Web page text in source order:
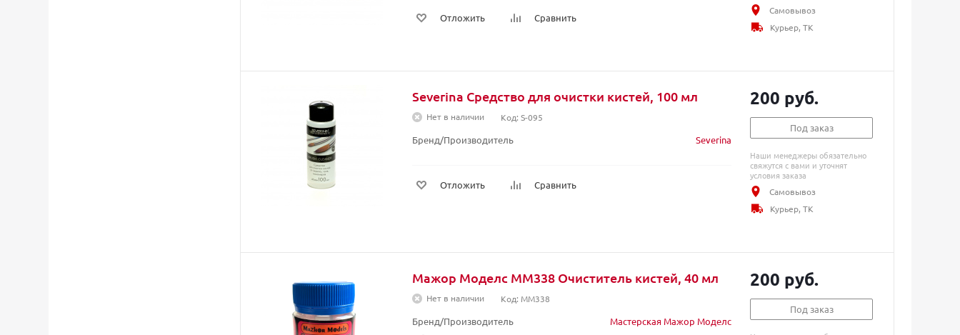
Отложить Сравнить
Самовывоз
Курьер, ТК
Severina Средство для очистки кистей, 100 мл
Нет в наличии Код: S-095
Бренд/Производитель Severina
Отложить Сравнить
200 руб.
Под заказ
Наши менеджеры обязательно
свяжутся с вами и уточнят
условия заказа
Самовывоз
Курьер, ТК
Мажор Моделс MM338 Очиститель кистей, 40 мл
Нет в наличии Код: MM338
Бренд/Производитель
Мастерская Мажор Моделс
200 руб.
Под заказ